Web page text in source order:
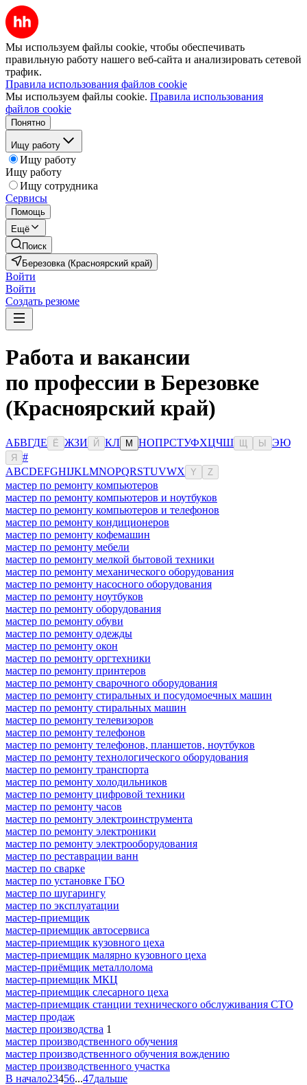
Мы используем файлы cookie, чтобы обеспечивать
правильную работу нашего веб-сайта и анализировать сетевой
трафик.
Правила использования файлов cookie
Мы используем файлы cookie. Правила использования
файлов cookie
Понятно
Ищу работу
Ищу работу
Ищу работу
Ищу сотрудника
Сервисы
Помощь
Ещё
Поиск
Березовка (Красноярский край)
Войти
Войти
Создать резюме
Работа и вакансии
по профессии в Березовке
(Красноярский край)
АБВГДЕ Ё ЖЗИ Й КЛ М НОПРСТУФХЦЧШ Ы ЭЮ
Я
#
ABCDEFGHIJKLMNOPQRSTUVWX Y Z
мастер по ремонту компьютеров
мастер по ремонту компьютеров и ноутбуков
мастер по ремонту компьютеров и телефонов
мастер по ремонту кондиционеров
мастер по ремонту кофемашин
мастер по ремонту мебели
мастер по ремонту мелкой бытовой техники
мастер по ремонту механического оборудования
мастер по ремонту насосного оборудования
мастер по ремонту ноутбуков
мастер по ремонту оборудования
мастер по ремонту обуви
мастер по ремонту одежды
мастер по ремонту окон
мастер по ремонту оргтехники
мастер по ремонту принтеров
мастер по ремонту сварочного оборудования
мастер по ремонту стиральных и посудомоечных машин
мастер по ремонту стиральных машин
мастер по ремонту телевизоров
мастер по ремонту телефонов
мастер по ремонту телефонов, планшетов, ноутбуков
мастер по ремонту технологического оборудования
мастер по ремонту транспорта
мастер по ремонту холодильников
мастер по ремонту цифровой техники
мастер по ремонту часов
мастер по ремонту электроинструмента
мастер по ремонту электроники
мастер по ремонту электрооборудования
мастер по реставрации ванн
мастер по сварке
мастер по установке ГБО
мастер по шугарингу
мастер по эксплуатации
мастер-приемщик
мастер-приемщик автосервиса
мастер-приемщик кузовного цеха
мастер-приемщик малярно кузовного цеха
мастер-приёмщик металлолома
мастер-приемщик МКЦ
мастер-приемщик слесарного цеха
мастер-приемщик станции технического обслуживания СТО
мастер продаж
мастер производства 1
мастер производственного обучения
мастер производственного обучения вождению
мастер производственного участка
В начало23456...47дальше